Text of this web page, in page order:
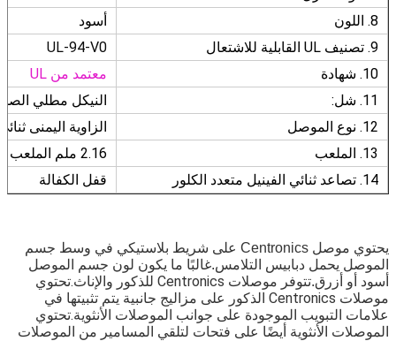
8. اللون
أسود
9. تصنيف UL القابلية للاشتعال
UL-94-V0
10. شهادة
معتمد من UL
11. شل:
النيكل مطلي
12. نوع الموصل
الزاوية اليمنى
13. الملعب
2.16 ملم الملعب
14. تصاعد ثنائي الفينيل متعدد الكلور
قفل الكفالة
أسود أو أزرق.